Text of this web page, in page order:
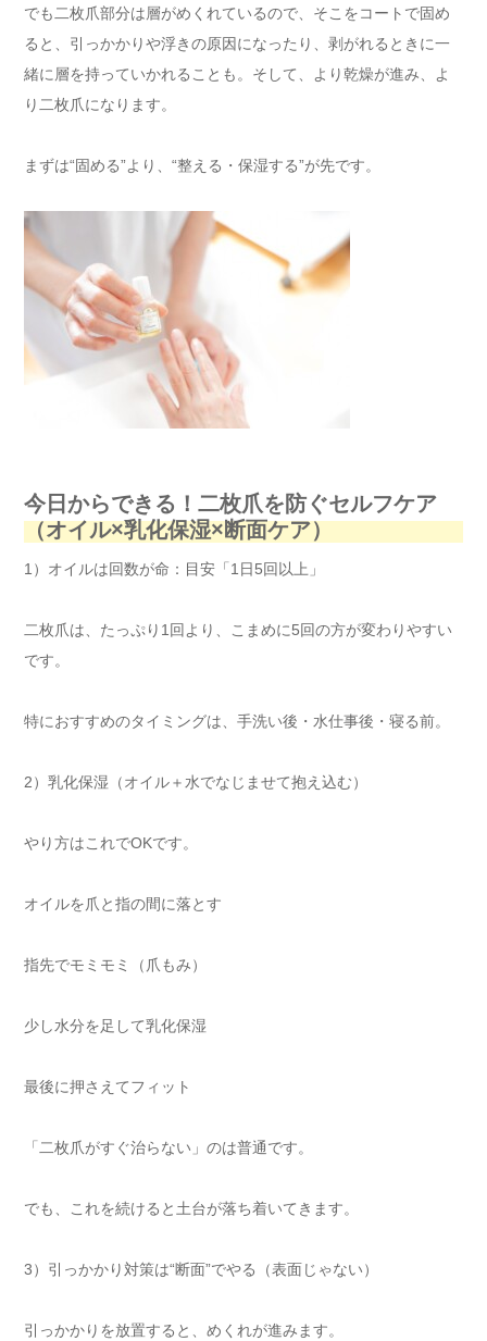
でも二枚爪部分は層がめくれているので、そこをコートで固め
ると、引っかかりや浮きの原因になったり、剥がれるときに一
緒に層を持っていかれることも。そして、より乾燥が進み、よ
り二枚爪になります。
まずは“固める”より、“整える・保湿する”が先です。
今日からできる！二枚爪を防ぐセルフケア
（オイル×乳化保湿×断面ケア）
1）オイルは回数が命：目安「1日5回以上」
二枚爪は、たっぷり1回より、こまめに5回の方が変わりやすい
です。
特におすすめのタイミングは、手洗い後・水仕事後・寝る前。
2）乳化保湿（オイル＋水でなじませて抱え込む）
やり方はこれでOKです。
オイルを爪と指の間に落とす
指先でモミモミ（爪もみ）
少し水分を足して乳化保湿
最後に押さえてフィット
「二枚爪がすぐ治らない」のは普通です。
でも、これを続けると土台が落ち着いてきます。
3）引っかかり対策は“断面”でやる（表面じゃない）
引っかかりを放置すると、めくれが進みます。